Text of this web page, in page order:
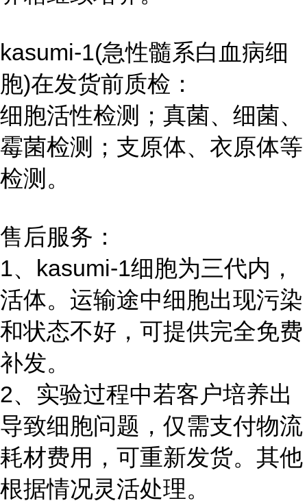
kasumi-1(急性髓系白血病细
胞)在发货前质检：
细胞活性检测；真菌、细菌、
霉菌检测；支原体、衣原体等
检测。
售后服务：
1、kasumi-1细胞为三代内，
活体。运输途中细胞出现污染
和状态不好，可提供完全免费
补发。
2、实验过程中若客户培养出
导致细胞问题，仅需支付物流
耗材费用，可重新发货。其他
根据情况灵活处理。